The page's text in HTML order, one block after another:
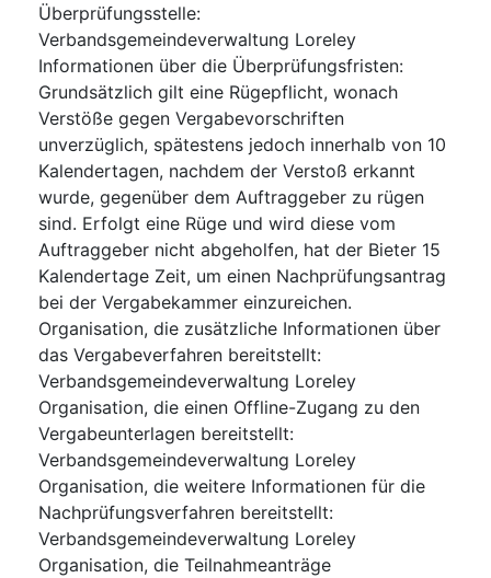
Überprüfungsstelle:
Verbandsgemeindeverwaltung Loreley
Informationen über die Überprüfungsfristen:
Grundsätzlich gilt eine Rügepflicht, wonach
Verstöße gegen Vergabevorschriften
unverzüglich, spätestens jedoch innerhalb von 10
Kalendertagen, nachdem der Verstoß erkannt
wurde, gegenüber dem Auftraggeber zu rügen
sind. Erfolgt eine Rüge und wird diese vom
Auftraggeber nicht abgeholfen, hat der Bieter 15
Kalendertage Zeit, um einen Nachprüfungsantrag
bei der Vergabekammer einzureichen.
Organisation, die zusätzliche Informationen über
das Vergabeverfahren bereitstellt:
Verbandsgemeindeverwaltung Loreley
Organisation, die einen Offline-Zugang zu den
Vergabeunterlagen bereitstellt:
Verbandsgemeindeverwaltung Loreley
Organisation, die weitere Informationen für die
Nachprüfungsverfahren bereitstellt:
Verbandsgemeindeverwaltung Loreley
Organisation, die Teilnahmeanträge